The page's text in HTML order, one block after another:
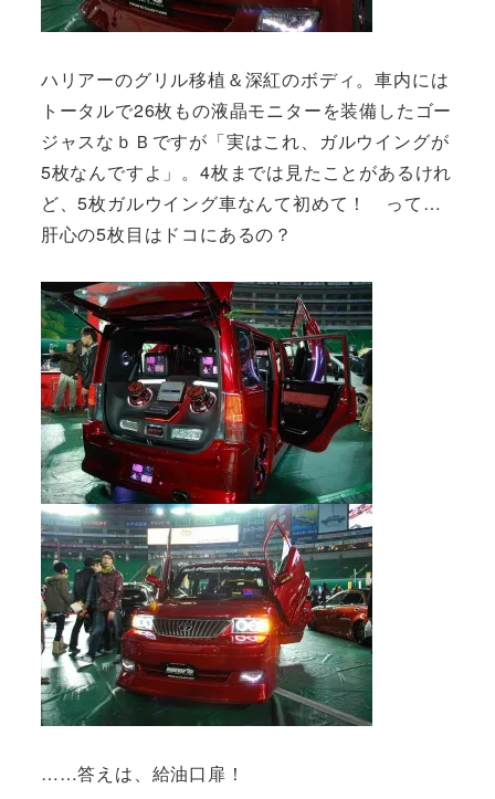
ハリアーのグリル移植＆深紅のボディ。車内には
トータルで26枚もの液晶モニターを装備したゴー
ジャスなｂＢですが「実はこれ、ガルウイングが
5枚なんですよ」。4枚までは見たことがあるけれ
ど、5枚ガルウイング車なんて初めて！ って…
肝心の5枚目はドコにあるの？
……答えは、給油口扉！